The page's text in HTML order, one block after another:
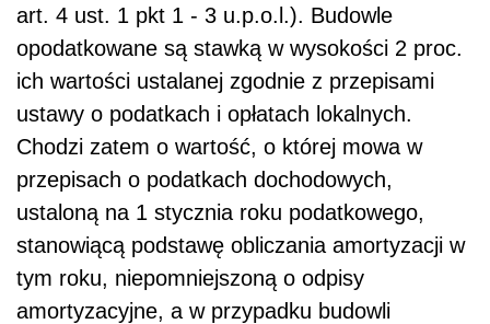
art. 4 ust. 1 pkt 1 - 3 u.p.o.l.). Budowle
opodatkowane są stawką w wysokości 2 proc.
ich wartości ustalanej zgodnie z przepisami
ustawy o podatkach i opłatach lokalnych.
Chodzi zatem o wartość, o której mowa w
przepisach o podatkach dochodowych,
ustaloną na 1 stycznia roku podatkowego,
stanowiącą podstawę obliczania amortyzacji w
tym roku, niepomniejszoną o odpisy
amortyzacyjne, a w przypadku budowli